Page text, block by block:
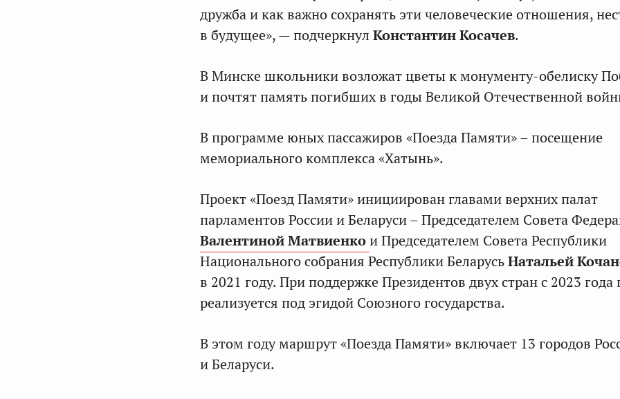
дружба и как важно сохранять эти человеческие отношения,
в будущее», — подчеркнул Константин Косачев.
В Минске школьники возложат цветы к монументу-обелиску
и почтят память погибших в годы Великой Отечественной
В программе юных пассажиров «Поезда Памяти» – посещение
мемориального комплекса «Хатынь».
Проект «Поезд Памяти» инициирован главами верхних палат
парламентов России и Беларуси – Председателем Совета
Валентиной Матвиенкои Председателем Совета Республики
Национального собрания Республики БеларусьНатальей
в 2021 году. При поддержке Президентов двух стран с 2023 года
реализуется под эгидой Союзного государства.
В этом году маршрут «Поезда Памяти» включает 13 городов
и Беларуси.